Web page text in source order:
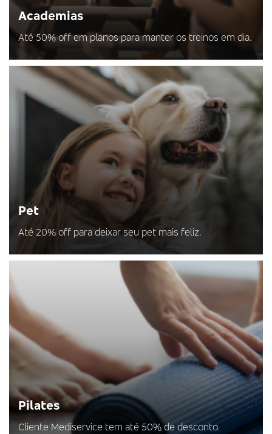
Academias
Até 50% off em planos para manter os treinos em dia.
Pet
Até 20% off para deixar seu pet mais feliz.
Pilates
Cliente Mediservice tem até 50% de desconto.